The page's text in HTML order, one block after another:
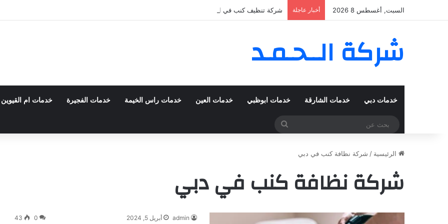
السبت, أغسطس 8 2026 أخبار عاجلة شركة تنظيف كنب في المزهر – دبي 0555980700 – خصم30%
شركة الــحـمـد
خدمات دبي خدمات الشارقة خدمات ابوظبي خدمات العين خدمات راس الخيمة خدمات الفجيرة خدمات ام القيوين
بحث
الرئيسية / شركة نظافة كنب في دبي
شركة نظافة كنب في دبي
admin أبريل 5, 2024 0
43